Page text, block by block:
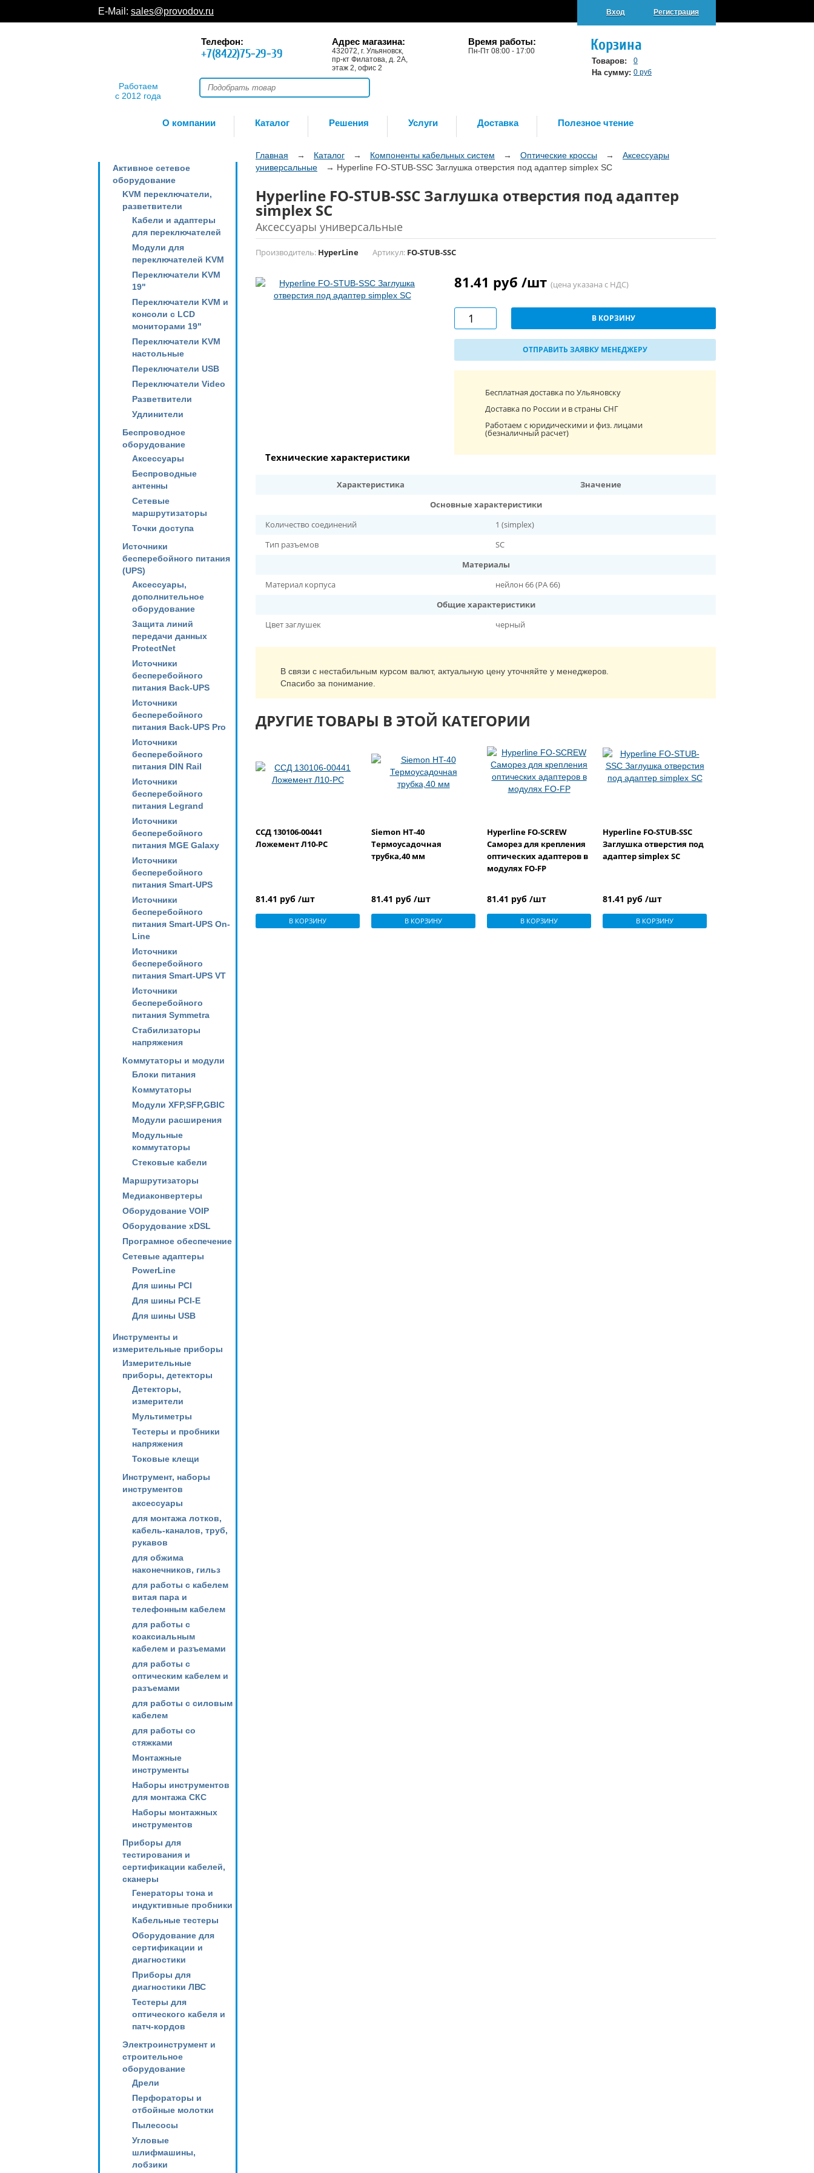
E-Mail: sales@provodov.ru Вход Регистрация
Работаем
с 2012 года
Телефон:
+7(8422)75-29-39
Адрес магазина:
432072, г. Ульяновск,
пр-кт Филатова, д. 2А,
этаж 2, офис 2
Время работы:
Пн-Пт 08:00 - 17:00 Корзина
Товаров: 0
На сумму: 0 руб
О компании Каталог Решения Услуги Доставка Полезное чтение
Активное сетевое
оборудование
KVM переключатели,
разветвители
Кабели и адаптеры
для переключателей
Модули для
переключателей KVM
Переключатели KVM
19"
Переключатели KVM и
консоли с LCD
мониторами 19"
Переключатели KVM
настольные
Переключатели USB
Переключатели Video
Разветвители
Удлинители
Беспроводное
оборудование
Аксессуары
Беспроводные
антенны
Сетевые
маршрутизаторы
Точки доступа
Источники
бесперебойного питания
(UPS)
Аксессуары,
дополнительное
оборудование
Защита линий
передачи данных
ProtectNet
Источники
бесперебойного
питания Back-UPS
Источники
бесперебойного
питания Back-UPS Pro
Источники
бесперебойного
питания DIN Rail
Источники
бесперебойного
питания Legrand
Источники
бесперебойного
питания MGE Galaxy
Источники
бесперебойного
питания Smart-UPS
Источники
бесперебойного
питания Smart-UPS On-
Line
Источники
бесперебойного
питания Smart-UPS VT
Источники
бесперебойного
питания Symmetra
Стабилизаторы
напряжения
Коммутаторы и модули
Блоки питания
Коммутаторы
Модули XFP,SFP,GBIC
Модули расширения
Модульные
коммутаторы
Стековые кабели
Маршрутизаторы
Медиаконвертеры
Оборудование VOIP
Оборудование xDSL
Програмное обеспечение
Сетевые адаптеры
PowerLine
Для шины PCI
Для шины PCI-E
Для шины USB
Инструменты и
измерительные приборы
Измерительные
приборы, детекторы
Детекторы,
измерители
Мультиметры
Тестеры и пробники
напряжения
Токовые клещи
Инструмент, наборы
инструментов
аксессуары
для монтажа лотков,
кабель-каналов, труб,
рукавов
для обжима
наконечников, гильз
для работы с кабелем
витая пара и
телефонным кабелем
для работы с
коаксиальным
кабелем и разъемами
для работы с
оптическим кабелем и
разъемами
для работы с силовым
кабелем
для работы со
стяжками
Монтажные
инструменты
Наборы инструментов
для монтажа СКС
Наборы монтажных
инструментов
Приборы для
тестирования и
сертификации кабелей,
сканеры
Генераторы тона и
индуктивные пробники
Кабельные тестеры
Оборудование для
сертификации и
диагностики
Приборы для
диагностики ЛВС
Тестеры для
оптического кабеля и
патч-кордов
Электроинструмент и
строительное
оборудование
Дрели
Перфораторы и
отбойные молотки
Пылесосы
Угловые
шлифмашины,
лобзики
Главная → Каталог → Компоненты кабельных систем → Оптические кроссы →
Аксессуары
универсальные
→ Hyperline FO-STUB-SSC Заглушка отверстия под адаптер simplex SC
Hyperline FO-STUB-SSC Заглушка отверстия под адаптер
simplex SC
Аксессуары универсальные
Производитель: HyperLine Артикул: FO-STUB-SSC
81.41 руб /шт (цена указана с НДС)
В КОРЗИНУ
ОТПРАВИТЬ ЗАЯВКУ МЕНЕДЖЕРУ
Бесплатная доставка по Ульяновску
Доставка по России и в страны СНГ
Работаем с юридическими и физ. лицами
(безналичный расчет)
Технические характеристики
Характеристика
Значение
Основные характеристики
Количество соединений
1 (simplex)
Тип разъемов
SC
Материалы
Материал корпуса
нейлон 66 (PA 66)
Общие характеристики
Цвет заглушек
черный
В связи с нестабильным курсом валют, актуальную цену уточняйте у менеджеров.
Спасибо за понимание.
ДРУГИЕ ТОВАРЫ В ЭТОЙ КАТЕГОРИИ
ССД 130106-00441
Ложемент Л10-РС
81.41 руб /шт
В КОРЗИНУ
Siemon HT-40
Термоусадочная
трубка,40 мм
81.41 руб /шт
В КОРЗИНУ
Hyperline FO-SCREW
Саморез для крепления
оптических адаптеров в
модулях FO-FP
81.41 руб /шт
В КОРЗИНУ
Hyperline FO-STUB-SSC
Заглушка отверстия под
адаптер simplex SC
81.41 руб /шт
В КОРЗИНУ